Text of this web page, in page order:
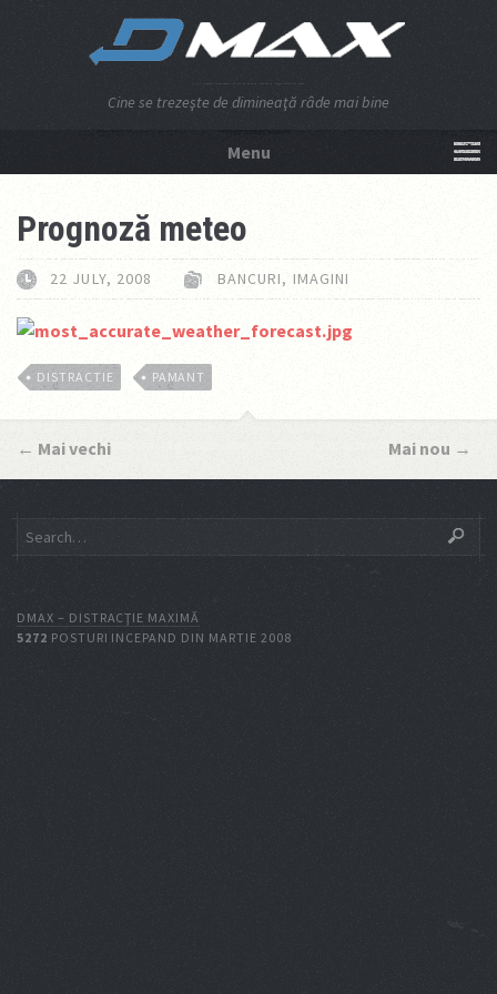
Cine se trezeşte de dimineaţă râde mai bine
Menu
Prognoză meteo
22 JULY, 2008 BANCURI, IMAGINI
DISTRACTIE PAMANT
← Mai vechi Mai nou →
DMAX – DISTRACŢIE MAXIMĂ
5272 POSTURI INCEPAND DIN MARTIE 2008